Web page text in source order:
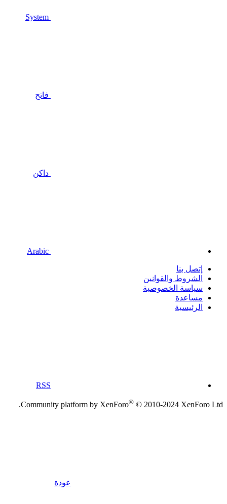
فاتح
داكن
إتصل بنا
الشروط والقوانين
سياسة الخصوصية
مساعدة
الرئيسية
RSS
Community platform by XenForo® © 2010-2024 XenForo Ltd.
عودة